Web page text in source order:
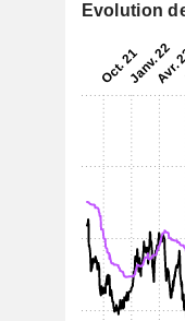
Evolution